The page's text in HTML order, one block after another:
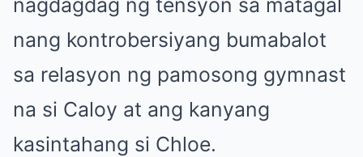
nang kontrobersiyang bumabalot
sa relasyon ng pamosong gymnast
na si Caloy at ang kanyang
kasintahang si Chloe.